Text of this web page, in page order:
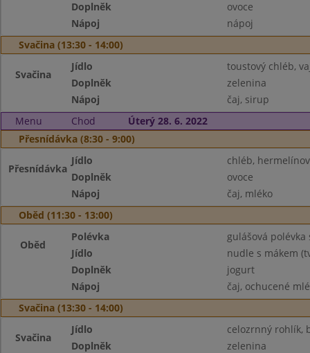
Doplněk
ovoce
Nápoj
nápoj
Svačina (13:30 - 14:00)
Svačina
Jídlo
toustový chléb,
Doplněk
zelenina
Nápoj
čaj, sirup
Menu
Chod
Úterý 28. 6. 2022
Přesnídávka (8:30 - 9:00)
Přesnídávka
Jídlo
chléb,
Doplněk
ovoce
Nápoj
čaj, mléko
Oběd (11:30 - 13:00)
Oběd
Polévka
gulášová
Jídlo
nudle s mákem
Doplněk
jogurt
Nápoj
čaj, ochucené
Svačina (13:30 - 14:00)
Svačina
Jídlo
celozrnný rohlík,
Doplněk
zelenina